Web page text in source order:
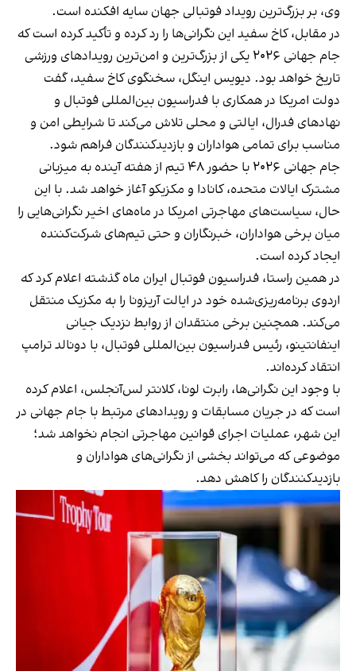
وی، بر بزرگ‌ترین رویداد فوتبالی جهان سایه افکنده است.
در مقابل، کاخ سفید این نگرانی‌ها را رد کرده و تأکید کرده است که
جام جهانی ۲۰۲۶ یکی از بزرگ‌ترین و امن‌ترین رویدادهای ورزشی
تاریخ خواهد بود. دیویس اینگل، سخنگوی کاخ سفید، گفت
دولت امریکا در همکاری با فدراسیون بین‌المللی فوتبال و
نهادهای فدرال، ایالتی و محلی تلاش می‌کند تا شرایطی امن و
مناسب برای تمامی هواداران و بازدیدکنندگان فراهم شود.
جام جهانی ۲۰۲۶ با حضور ۴۸ تیم از هفته آینده به میزبانی
مشترک ایالات متحده، کانادا و مکزیکو آغاز خواهد شد. با این
حال، سیاست‌های مهاجرتی امریکا در ماه‌های اخیر نگرانی‌هایی را
میان برخی هواداران، خبرنگاران و حتی تیم‌های شرکت‌کننده
ایجاد کرده است.
در همین راستا، فدراسیون فوتبال ایران ماه گذشته اعلام کرد که
اردوی برنامه‌ریزی‌شده خود در ایالت آریزونا را به مکزیک منتقل
می‌کند. همچنین برخی منتقدان از روابط نزدیک جیانی
اینفانتینو، رئیس فدراسیون بین‌المللی فوتبال، با دونالد ترامپ
انتقاد کرده‌اند.
با وجود این نگرانی‌ها، رابرت لونا، کلانتر لس‌آنجلس، اعلام کرده
است که در جریان مسابقات و رویدادهای مرتبط با جام جهانی در
این شهر، عملیات اجرای قوانین مهاجرتی انجام نخواهد شد؛
موضوعی که می‌تواند بخشی از نگرانی‌های هواداران و
بازدیدکنندگان را کاهش دهد.